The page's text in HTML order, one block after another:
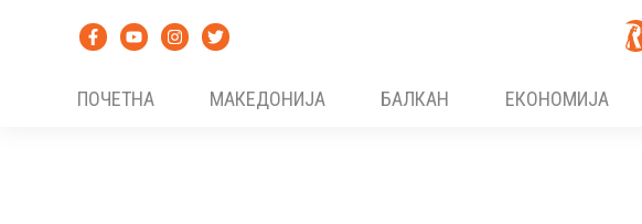
ПОЧЕТНА
МАКЕДОНИЈА БАЛКАН ЕКОНОМИЈА